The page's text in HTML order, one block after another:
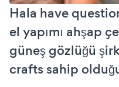
Hala have
el yapımı ahşap
güneş gözlüğü
crafts sahip